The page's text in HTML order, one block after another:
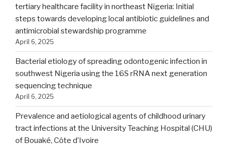
tertiary healthcare facility in northeast Nigeria: Initial
steps towards developing local antibiotic guidelines and
antimicrobial stewardship programme
April 6, 2025
Bacterial etiology of spreading odontogenic infection in
southwest Nigeria using the 16S rRNA next generation
sequencing technique
April 6, 2025
Prevalence and aetiological agents of childhood urinary
tract infections at the University Teaching Hospital (CHU)
of Bouaké, Côte d’Ivoire